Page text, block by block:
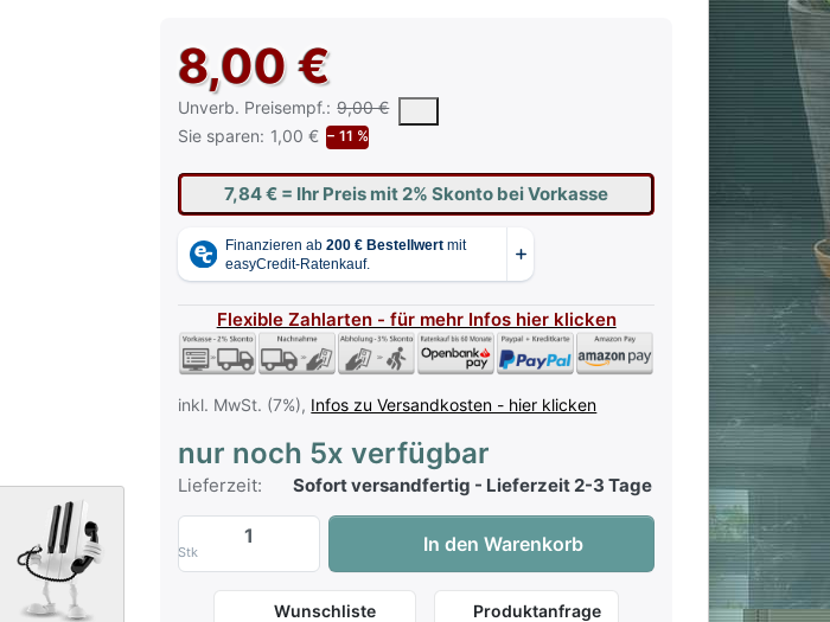
8,00 €
Unverb. Preisempf.: 9,00 €
Die UVP ist der vorgeschlagene oder empfohlene Verkaufspreis eines Produkts,
Sie sparen: 1,00 € − 11 %
7,84 € = Ihr Preis mit 2% Skonto bei Vorkasse
Flexible Zahlarten - für mehr Infos hier klicken
inkl. MwSt. (7%), Infos zu Versandkosten - hier klicken
nur noch 5x verfügbar
Lieferzeit: Sofort versandfertig - Lieferzeit 2-3 Tage
Stk
Chart Hits 2 - Edition DUX zu 8,00 €, Menge 1.
In den Warenkorb
Wunschliste Produktanfrage